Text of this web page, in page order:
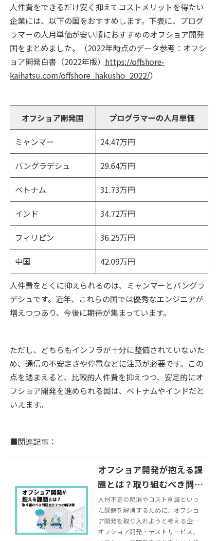
人件費をできるだけ安く抑えてコストメリットを得たい
企業には、以下の国をおすすめします。下表に、プログ
ラマーの人月単価が安い順におすすめのオフショア開発
国をまとめました。（2022年時点のデータ参考：オフシ
ョア開発白書（2022年版） https://offshore-
kaihatsu.com/offshore_hakusho_2022/）
オフショア開発国 プログラマーの人月単価
ミャンマー 24.47万円
バングラデシュ 29.64万円
ベトナム 31.73万円
インド 34.72万円
フィリピン 36.25万円
中国 42.09万円
人件費をとくに抑えられるのは、ミャンマーとバングラ
デシュです。近年、これらの国では優秀なエンジニアが
増えつつあり、今後に期待が集まっています。
ただし、どちらもインフラが十分に整備されていないた
め、通信の不安定さや停電などに注意が必要です。この
点を踏まえると、比較的人件費を抑えつつ、安定的にオ
フショア開発を進められる国は、ベトナムやインドだと
いえます。
■関連記事：
オフショア開発が抱える課
題とは？取り組むべき問題
点と7つの解決策
人材不足の解消やコスト削減といっ
た課題を解消するために、オフショ
ア開発を取り入れようと考える企業
は多いはずです。しかし、オフショ
オフショア開発・テストサービス、